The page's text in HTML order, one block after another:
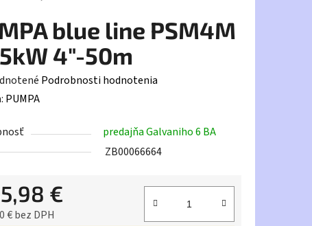
blue line PSM4M
4"-50m
Podrobnosti hodnotenia
PUMPA
predajňa Galvaniho 6 BA
ZB00066664
€
€ bez DPH